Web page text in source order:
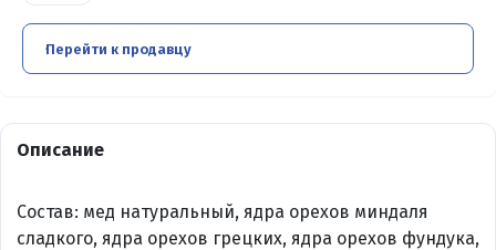
Перейти к продавцу
Описание
Состав: мед натуральный, ядра орехов миндаля
сладкого, ядра орехов грецких, ядра орехов фундука,